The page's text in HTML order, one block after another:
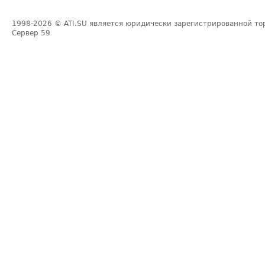
1998-2026 © ATI.SU является юридически зарегистрированной
Сервер 59